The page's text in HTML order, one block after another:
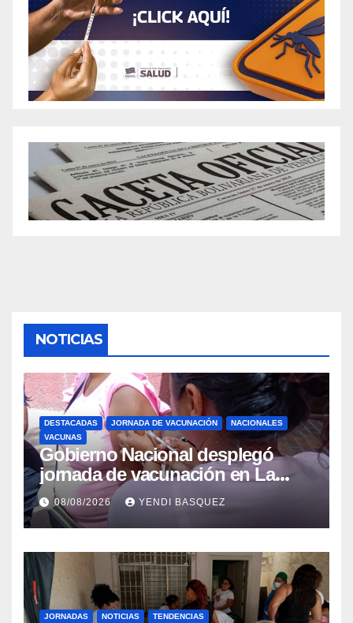
NOTICIAS
DESTACADAS JORNADA DE VACUNACIÓN
NACIONALES
VACUNAS
Gobierno Nacional desplegó
jornada de vacunación en La
Guaira para garantizar protección
epidemiológica
08/08/2026 YENDI BASQUEZ
JORNADAS NOTICIAS TENDENCIAS